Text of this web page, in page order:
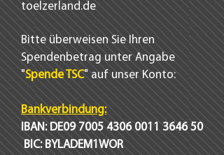
toelzerland.de
Bitte überweisen Sie Ihren
Spendenbetrag unter Angabe
"Spende TSC" auf unser Konto:
Bankverbindung:
IBAN: DE097005 4306 0011 364650
BIC: BYLADEM1WOR